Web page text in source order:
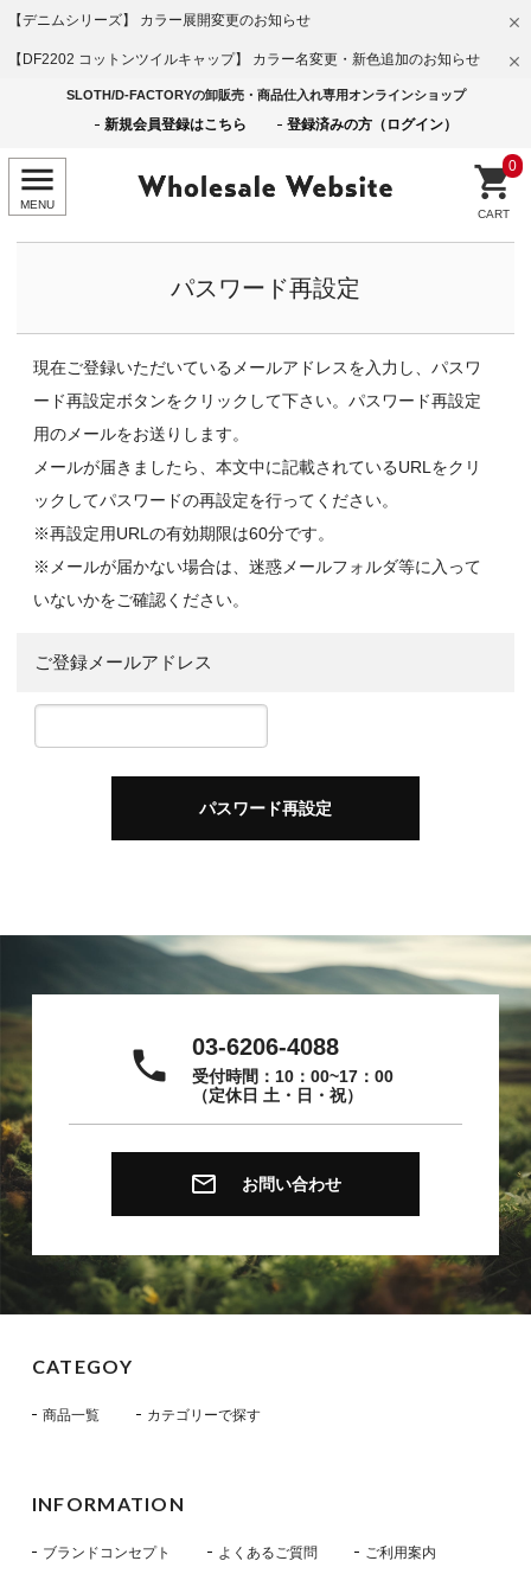
【デニムシリーズ】 カラー展開変更のお知らせ
【DF2202 コットンツイルキャップ】 カラー名変更・新色追加のお知らせ
SLOTH/D-FACTORYの卸販売・商品仕入れ専用オンラインショップ
新規会員登録はこちら 登録済みの方（ログイン）
0
パスワード再設定
現在ご登録いただいているメールアドレスを入力し、パスワ
ード再設定ボタンをクリックして下さい。パスワード再設定
用のメールをお送りします。
メールが届きましたら、本文中に記載されているURLをクリ
ックしてパスワードの再設定を行ってください。
※再設定用URLの有効期限は60分です。
※メールが届かない場合は、迷惑メールフォルダ等に入って
いないかをご確認ください。
ご登録メールアドレス
local_phone 03-6206-4088
受付時間：10：00~17：00
（定休日 土・日・祝）
email お問い合わせ
CATEGOY
商品一覧 カテゴリーで探す
INFORMATION
ブランドコンセプト よくあるご質問 ご利用案内